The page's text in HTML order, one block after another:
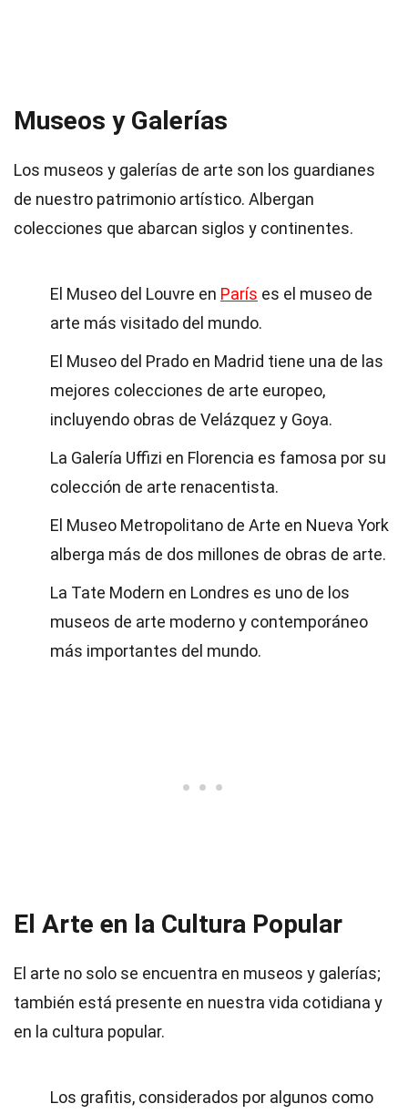
Museos y Galerías
Los museos y galerías de arte son los guardianes
de nuestro patrimonio artístico. Albergan
colecciones que abarcan siglos y continentes.
El Museo del Louvre en París es el museo de
arte más visitado del mundo.
El Museo del Prado en Madrid tiene una de las
mejores colecciones de arte europeo,
incluyendo obras de Velázquez y Goya.
La Galería Uffizi en Florencia es famosa por su
colección de arte renacentista.
El Museo Metropolitano de Arte en Nueva York
alberga más de dos millones de obras de arte.
La Tate Modern en Londres es uno de los
museos de arte moderno y contemporáneo
más importantes del mundo.
El Arte en la Cultura Popular
El arte no solo se encuentra en museos y galerías;
también está presente en nuestra vida cotidiana y
en la cultura popular.
Los grafitis, considerados por algunos como